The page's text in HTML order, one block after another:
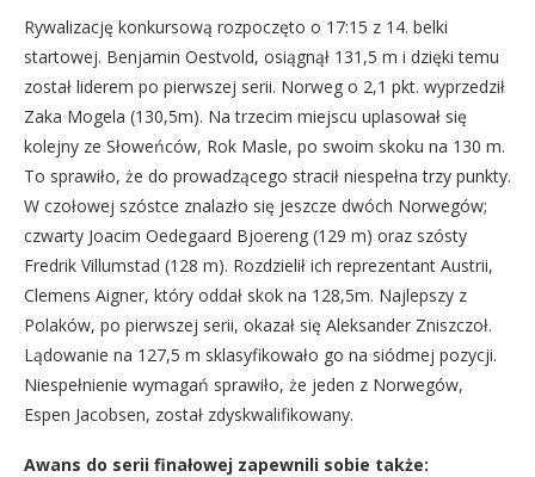
Rywalizację konkursową rozpoczęto o 17:15 z 14. belki
startowej. Benjamin Oestvold, osiągnął 131,5 m i dzięki temu
został liderem po pierwszej serii. Norweg o 2,1 pkt. wyprzedził
Zaka Mogela (130,5m). Na trzecim miejscu uplasował się
kolejny ze Słoweńców, Rok Masle, po swoim skoku na 130 m.
To sprawiło, że do prowadzącego stracił niespełna trzy punkty.
W czołowej szóstce znalazło się jeszcze dwóch Norwegów;
czwarty Joacim Oedegaard Bjoereng (129 m) oraz szósty
Fredrik Villumstad (128 m). Rozdzielił ich reprezentant Austrii,
Clemens Aigner, który oddał skok na 128,5m. Najlepszy z
Polaków, po pierwszej serii, okazał się Aleksander Zniszczoł.
Lądowanie na 127,5 m sklasyfikowało go na siódmej pozycji.
Niespełnienie wymagań sprawiło, że jeden z Norwegów,
Espen Jacobsen, został zdyskwalifikowany.
Awans do serii finałowej zapewnili sobie także: